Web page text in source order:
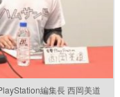
編集長 西岡美道